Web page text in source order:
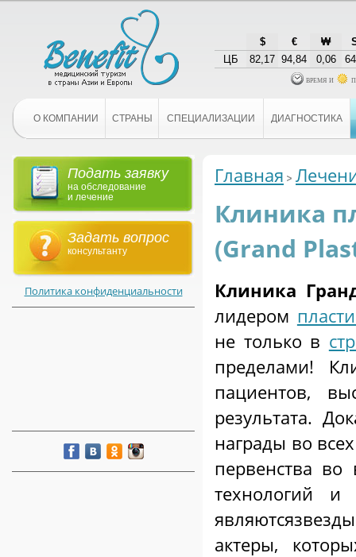
$ € ₩
ЦБ
82,17 94,84 0,06
время и
О КОМПАНИИ СТРАНЫ СПЕЦИАЛИЗАЦИИ ДИАГНОСТИКА
Подать заявку
на обследование
и лечение
Задать вопрос
консультанту
Политика конфиденциальности
Главная
Клиника
(Grand
Клиника
лидером
не только в
пределами!
пациентов,
результата.
награды во
первенства
технологий и
актеры,